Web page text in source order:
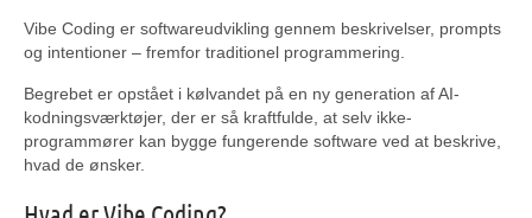
Vibe Coding er softwareudvikling gennem beskrivelser, prompts
og intentioner – fremfor traditionel programmering.
Begrebet er opstået i kølvandet på en ny generation af AI-
kodningsværktøjer, der er så kraftfulde, at selv ikke-
programmører kan bygge fungerende software ved at beskrive,
hvad de ønsker.